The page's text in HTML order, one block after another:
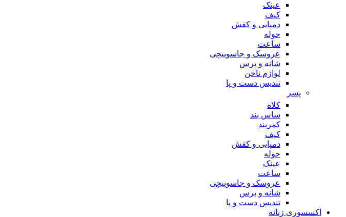
عینک
کیف
دمپایی و کفش
حوله
ساعت
عروسک و جاسوییچی
شانه و برس
لوازم ناخن
تندیس دست و پا
پسر
کلاه
ساس بند
کمربند
کیف
دمپایی و کفش
حوله
عینک
ساعت
عروسک و جاسوییچی
شانه و برس
تندیس دست و پا
اکسسوری زنانه